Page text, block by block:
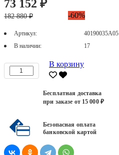
73 152 ₽
182 880 ₽ -60%
Артикул:
40190035А05
В наличии:
17
В корзину
Бесплатная доставка
при заказе от 15 000 ₽
Безопасная оплата
банковской картой